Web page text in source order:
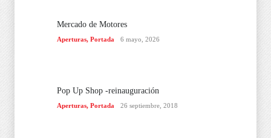
Mercado de Motores
Aperturas, Portada 6 mayo, 2026
Pop Up Shop -reinauguración
Aperturas, Portada 26 septiembre, 2018